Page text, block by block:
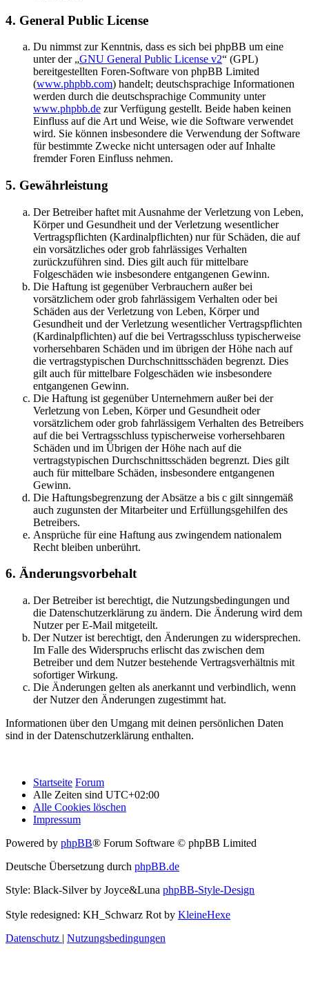
4. General Public License
Du nimmst zur Kenntnis, dass es sich bei phpBB um eine
unter der „GNU General Public License v2“ (GPL)
bereitgestellten Foren-Software von phpBB Limited
(www.phpbb.com) handelt; deutschsprachige Informationen
werden durch die deutschsprachige Community unter
www.phpbb.de zur Verfügung gestellt. Beide haben keinen
Einfluss auf die Art und Weise, wie die Software verwendet
wird. Sie können insbesondere die Verwendung der Software
für bestimmte Zwecke nicht untersagen oder auf Inhalte
fremder Foren Einfluss nehmen.
5. Gewährleistung
Der Betreiber haftet mit Ausnahme der Verletzung von Leben,
Körper und Gesundheit und der Verletzung wesentlicher
Vertragspflichten (Kardinalpflichten) nur für Schäden, die auf
ein vorsätzliches oder grob fahrlässiges Verhalten
zurückzuführen sind. Dies gilt auch für mittelbare
Folgeschäden wie insbesondere entgangenen Gewinn.
Die Haftung ist gegenüber Verbrauchern außer bei
vorsätzlichem oder grob fahrlässigem Verhalten oder bei
Schäden aus der Verletzung von Leben, Körper und
Gesundheit und der Verletzung wesentlicher Vertragspflichten
(Kardinalpflichten) auf die bei Vertragsschluss typischerweise
vorhersehbaren Schäden und im übrigen der Höhe nach auf
die vertragstypischen Durchschnittsschäden begrenzt. Dies
gilt auch für mittelbare Folgeschäden wie insbesondere
entgangenen Gewinn.
Die Haftung ist gegenüber Unternehmern außer bei der
Verletzung von Leben, Körper und Gesundheit oder
vorsätzlichem oder grob fahrlässigem Verhalten des Betreibers
auf die bei Vertragsschluss typischerweise vorhersehbaren
Schäden und im Übrigen der Höhe nach auf die
vertragstypischen Durchschnittsschäden begrenzt. Dies gilt
auch für mittelbare Schäden, insbesondere entgangenen
Gewinn.
Die Haftungsbegrenzung der Absätze a bis c gilt sinngemäß
auch zugunsten der Mitarbeiter und Erfüllungsgehilfen des
Betreibers.
Ansprüche für eine Haftung aus zwingendem nationalem
Recht bleiben unberührt.
6. Änderungsvorbehalt
Der Betreiber ist berechtigt, die Nutzungsbedingungen und
die Datenschutzerklärung zu ändern. Die Änderung wird dem
Nutzer per E-Mail mitgeteilt.
Der Nutzer ist berechtigt, den Änderungen zu widersprechen.
Im Falle des Widerspruchs erlischt das zwischen dem
Betreiber und dem Nutzer bestehende Vertragsverhältnis mit
sofortiger Wirkung.
Die Änderungen gelten als anerkannt und verbindlich, wenn
der Nutzer den Änderungen zugestimmt hat.
Informationen über den Umgang mit deinen persönlichen Daten
sind in der Datenschutzerklärung enthalten.
Startseite Forum
Alle Zeiten sind UTC+02:00
Alle Cookies löschen
Impressum
Powered by phpBB® Forum Software © phpBB Limited
Deutsche Übersetzung durch phpBB.de
Style: Black-Silver by Joyce&Luna phpBB-Style-Design
Style redesigned: KH_Schwarz Rot by KleineHexe
Datenschutz | Nutzungsbedingungen